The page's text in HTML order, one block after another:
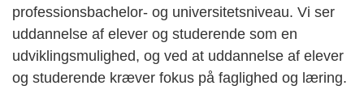
professionsbachelor- og universitetsniveau. Vi ser
uddannelse af elever og studerende som en
udviklingsmulighed, og ved at uddannelse af elever
og studerende kræver fokus på faglighed og læring.